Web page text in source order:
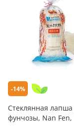
-14%
Стеклянная лапша
фунчозы, Nan Fen,